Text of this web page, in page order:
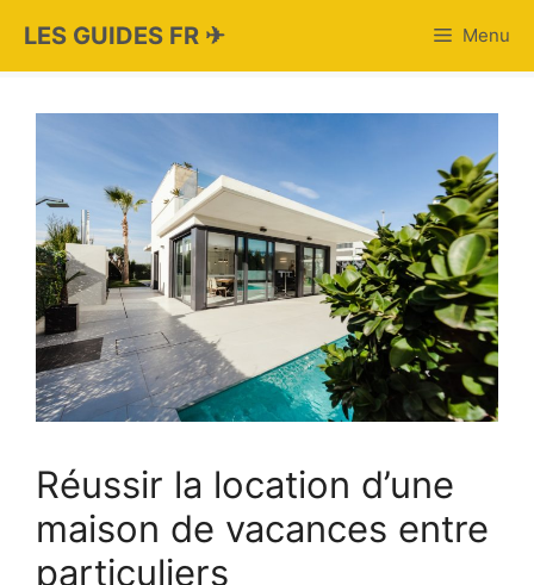
contenu
LES GUIDES FR ✈ Menu
Réussir la location d’une
maison de vacances entre
particuliers